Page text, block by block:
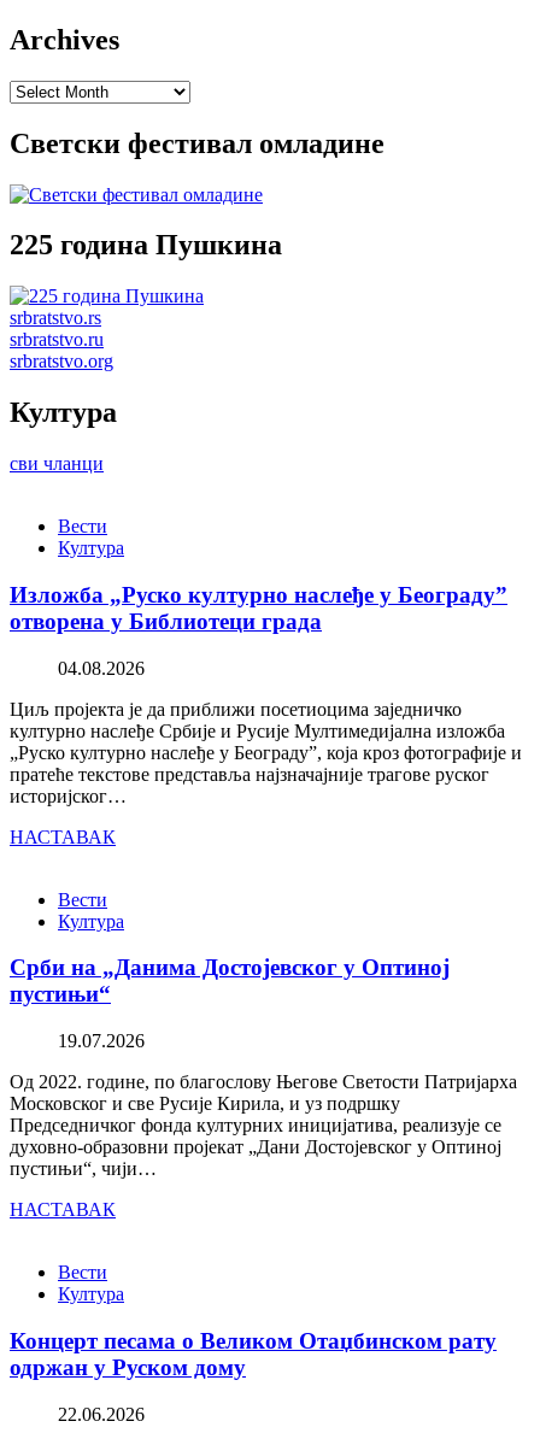
Archives
Archives
Светски фестивал омладине
225 година Пушкина
srbratstvo.rs
srbratstvo.ru
srbratstvo.org
Култура
сви чланци
Вести
Култура
Изложба „Руско културно наслеђе у Београду”
отворена у Библиотеци града
04.08.2026
Циљ пројекта је да приближи посетиоцима заједничко
културно наслеђе Србије и Русије Мултимедијална изложба
„Руско културно наслеђе у Београду”, која кроз фотографије и
пратеће текстове представља најзначајније трагове руског
историјског…
НАСТАВАК
Вести
Култура
Срби на „Данима Достојевског у Оптиној
пустињи“
19.07.2026
Од 2022. године, по благослову Његове Светости Патријарха
Московског и све Русије Кирила, и уз подршку
Председничког фонда културних иницијатива, реализује се
духовно-образовни пројекат „Дани Достојевског у Оптиној
пустињи“, чији…
НАСТАВАК
Вести
Култура
Концерт песама о Великом Отаџбинском рату
одржан у Руском дому
22.06.2026